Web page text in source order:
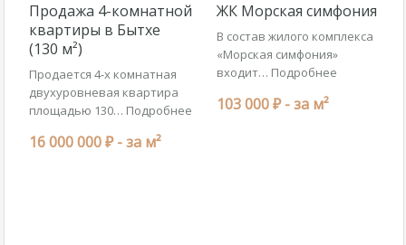
Продажа 4-комнатной
квартиры в Бытхе
(130 м²)
Продается 4-х комнатная
двухуровневая квартира
площадью 130… Подробнее
16 000 000 ₽ -за м²
ЖК Морская симфония
В состав жилого комплекса
«Морская симфония»
входит… Подробнее
103 000 ₽ -за м²